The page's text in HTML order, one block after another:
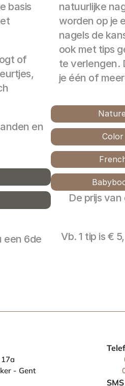
basis
of
en
een 6de
natuurlijke
worden op je
nagels de
ook met tips
te verlengen.
je één of
Color
De prijs
Vb. 1 tip is €
- Gent